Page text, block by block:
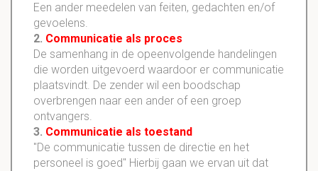
Een ander meedelen van feiten, gedachten en/of
gevoelens.
2. Communicatie als proces
De samenhang in de opeenvolgende handelingen
die worden uitgevoerd waardoor er communicatie
plaatsvindt. De zender wil een boodschap
overbrengen naar een ander of een groep
ontvangers.
3. Communicatie als toestand
"De communicatie tussen de directie en het
personeel is goed" Hierbij gaan we ervan uit dat